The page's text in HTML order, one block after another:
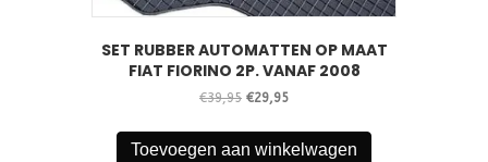
SET RUBBER AUTOMATTEN OP MAAT
FIAT FIORINO 2P. VANAF 2008
€39,95 Oorspronkelijke
was:
€39,95.
€29,95Huidige
is:
€29,95.
Toevoegen aan winkelwagen